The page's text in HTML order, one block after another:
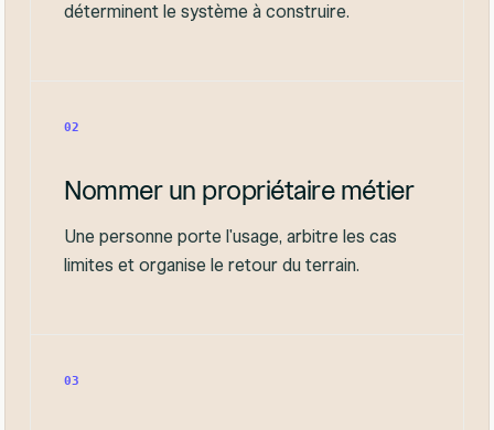
déterminent le système à construire.
02
Nommer un propriétaire métier
Une personne porte l'usage, arbitre les cas
limites et organise le retour du terrain.
03